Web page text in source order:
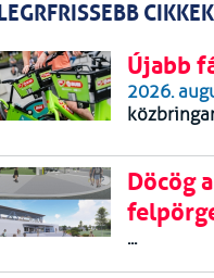
LEGRFRISSEBB CIKKEK
Újabb
2026.
Döcög
...